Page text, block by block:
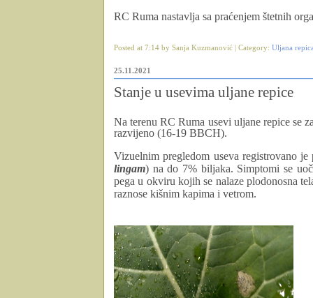
RC Ruma nastavlja sa praćenjem štetnih
Posted at 7:14 by Sanja Kuzmanović | Category: Uljana
25.11.2021
Stanje u usevima uljane repice
Na terenu RC Ruma usevi uljane repice se
razvijeno (16-19 BBCH).
Vizuelnim pregledom useva registrovano
lingam) na do 7% biljaka. Simptomi se
pega u okviru kojih se nalaze plodonosna
raznose kišnim kapima i vetrom.